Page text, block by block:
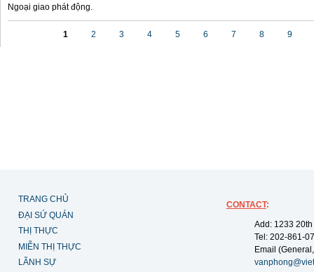
Ngoại giao phát động.
1 2 3 4 5 6 7 8 9
TRANG CHỦ
ĐẠI SỨ QUÁN
THỊ THỰC
MIỄN THỊ THỰC
LÃNH SỰ
CONTACT:
Add: 1233
Tel: 202-861-
Email